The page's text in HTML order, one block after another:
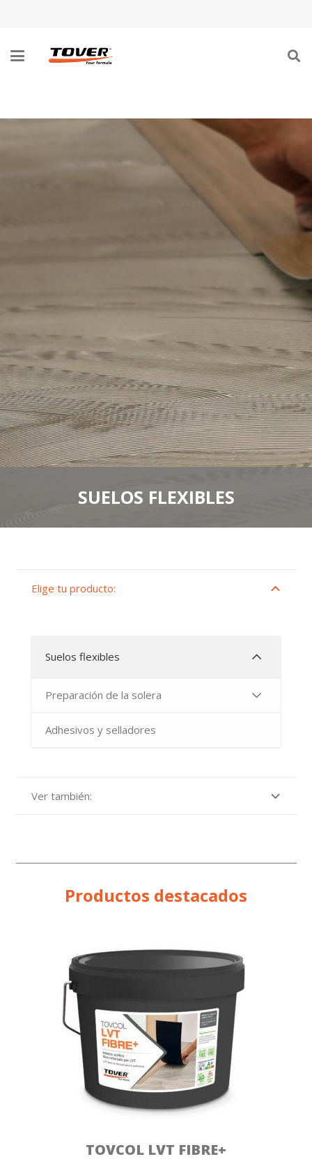
SUELOS FLEXIBLES
Elige tu producto:
Suelos flexibles
Preparación de la solera
Adhesivos y selladores
Ver también:
Productos destacados
TOVCOL LVT FIBRE+